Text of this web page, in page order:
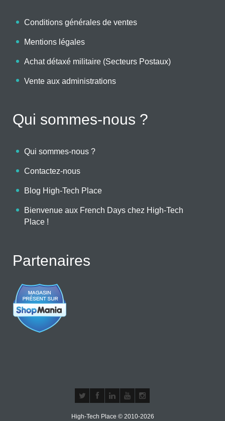
Conditions générales de ventes
Mentions légales
Achat détaxé militaire (Secteurs Postaux)
Vente aux administrations
Qui sommes-nous ?
Qui sommes-nous ?
Contactez-nous
Blog High-Tech Place
Bienvenue aux French Days chez High-Tech
Place !
Partenaires
High-Tech Place © 2010-2026